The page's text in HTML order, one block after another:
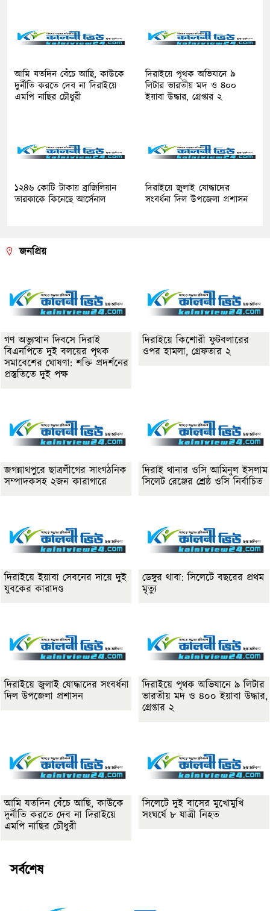
আমি যতদিন বেঁচে আছি, কাউকে
দুর্নীতি করতে দেব না দিরাইয়ে
এমপি নাছির চৌধুরী
দিরাইয়ে পৃথক অভিযানে ৯
লিটার ভারতীয় মদ ও ৪০০
ইয়াবা উদ্ধার, গ্রেপ্তার ২
১২৪৬ কোটি টাকায় ব্রাজিলিয়ান
তারকাকে কিনেছে আর্সেনাল
দিরাইয়ে জুলাই যোদ্ধাদের
সংবর্ধনা দিল উপজেলা প্রশাসন
জনপ্রিয়
গণ অভ্যুত্থান দিবসে দিরাই
বিএনপিতে দুই বলয়ের পৃথক
সমাবেশের ঘোষণা: শক্তি প্রদর্শনের
প্রস্তুতিতে দুই পক্ষ
দিরাইয়ে কিশোরী ফুটবলারের
ওপর হামলা, গ্রেফতার ২
জগন্নাথপুরে ছাত্রলীগের সাংগঠনিক
সম্পাদকসহ ২জন কারাগারে
দিরাই থানার ওসি আমিনুল ইসলাম
সিলেট রেঞ্জের শ্রেষ্ঠ ওসি নির্বাচিত
দিরাইয়ে ইয়াবা সেবনের দায়ে দুই
যুবকের কারাদণ্ড
ডেঙ্গুর থাবা: সিলেটে বছরের প্রথম
মৃত্যু
দিরাইয়ে জুলাই যোদ্ধাদের সংবর্ধনা
দিল উপজেলা প্রশাসন
দিরাইয়ে পৃথক অভিযানে ৯ লিটার
ভারতীয় মদ ও ৪০০ ইয়াবা উদ্ধার,
গ্রেপ্তার ২
আমি যতদিন বেঁচে আছি, কাউকে
দুর্নীতি করতে দেব না দিরাইয়ে
এমপি নাছির চৌধুরী
সিলেটে দুই বাসের মুখোমুখি
সংঘর্ষে ৮ যাত্রী নিহত
সর্বশেষ